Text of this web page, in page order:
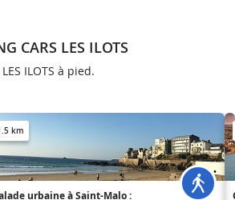
CARS LES ILOTS
ILOTS à pied.
km
urbaine à Saint-Malo :